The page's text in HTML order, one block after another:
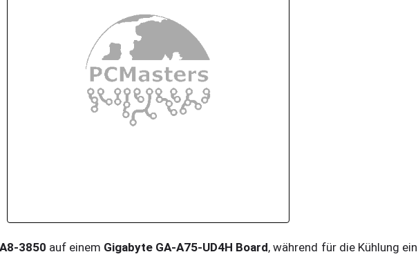
3850 auf einem Gigabyte GA-A75-UD4H Board, während für die Kühlung ein